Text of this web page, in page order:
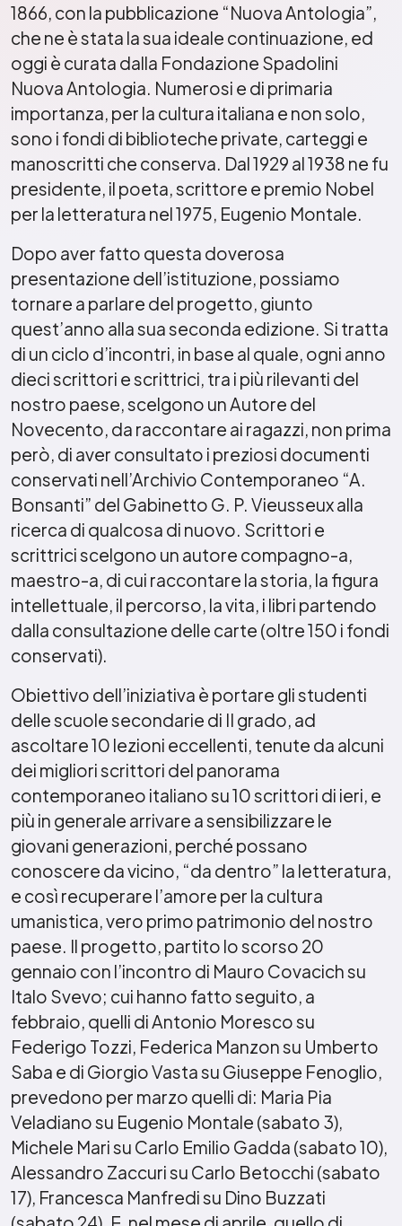
1866, con la pubblicazione “Nuova Antologia”,
che ne è stata la sua ideale continuazione, ed
oggi è curata dalla Fondazione Spadolini
Nuova Antologia. Numerosi e di primaria
importanza, per la cultura italiana e non solo,
sono i fondi di biblioteche private, carteggi e
manoscritti che conserva. Dal 1929 al 1938 ne fu
presidente, il poeta, scrittore e premio Nobel
per la letteratura nel 1975, Eugenio Montale.
Dopo aver fatto questa doverosa
presentazione dell’istituzione, possiamo
tornare a parlare del progetto, giunto
quest’anno alla sua seconda edizione. Si tratta
di un ciclo d’incontri, in base al quale, ogni anno
dieci scrittori e scrittrici, tra i più rilevanti del
nostro paese, scelgono un Autore del
Novecento, da raccontare ai ragazzi, non prima
però, di aver consultato i preziosi documenti
conservati nell’Archivio Contemporaneo “A.
Bonsanti” del Gabinetto G. P. Vieusseux alla
ricerca di qualcosa di nuovo. Scrittori e
scrittrici scelgono un autore compagno-a,
maestro-a, di cui raccontare la storia, la figura
intellettuale, il percorso, la vita, i libri partendo
dalla consultazione delle carte (oltre 150 i fondi
conservati).
Obiettivo dell’iniziativa è portare gli studenti
delle scuole secondarie di II grado, ad
ascoltare 10 lezioni eccellenti, tenute da alcuni
dei migliori scrittori del panorama
contemporaneo italiano su 10 scrittori di ieri, e
più in generale arrivare a sensibilizzare le
giovani generazioni, perché possano
conoscere da vicino, “da dentro” la letteratura,
e così recuperare l’amore per la cultura
umanistica, vero primo patrimonio del nostro
paese. Il progetto, partito lo scorso 20
gennaio con l’incontro di Mauro Covacich su
Italo Svevo; cui hanno fatto seguito, a
febbraio, quelli di Antonio Moresco su
Federigo Tozzi, Federica Manzon su Umberto
Saba e di Giorgio Vasta su Giuseppe Fenoglio,
prevedono per marzo quelli di: Maria Pia
Veladiano su Eugenio Montale (sabato 3),
Michele Mari su Carlo Emilio Gadda (sabato 10),
Alessandro Zaccuri su Carlo Betocchi (sabato
17), Francesca Manfredi su Dino Buzzati